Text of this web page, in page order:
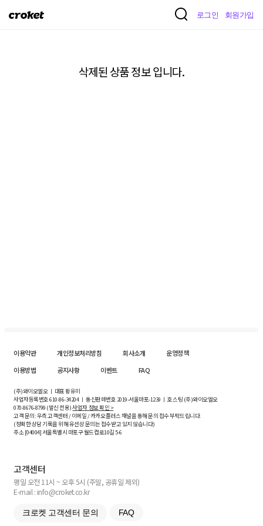
크
로그인 회원가입
삭제된 상품 정보 입니다.
이용약관 개인정보처리방침 회사소개
운영정책
이용방법
공지사항 이벤트 FAQ
(주)와이오엘오 ㅣ 대표 황유미
사업자등록번호610-86-34204ㅣ 통신판매번호 2019-서울마포-1239 ㅣ 호스팅 (주)와이오엘오
070-8676-8799 (발신 전용)사업자 정보 확인 >
고객 문의: 우측 고객센터 / 이메일 / 카카오플러스 채널을 통해 문의 접수 부탁드립니다.
(정확한 상담 기록을 위해 유선상 문의는 접수받고 있지 않습니다)
주소 [04004] 서울특별시 마포구 월드컵로10길5-6
고객센터
평일 오전 11시 ~ 오후 5시 (주말, 공휴일 제외)
E-mail : info@croket.co.kr
크로켓 고객센터 문의 FAQ